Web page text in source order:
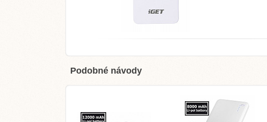
Podobné návody